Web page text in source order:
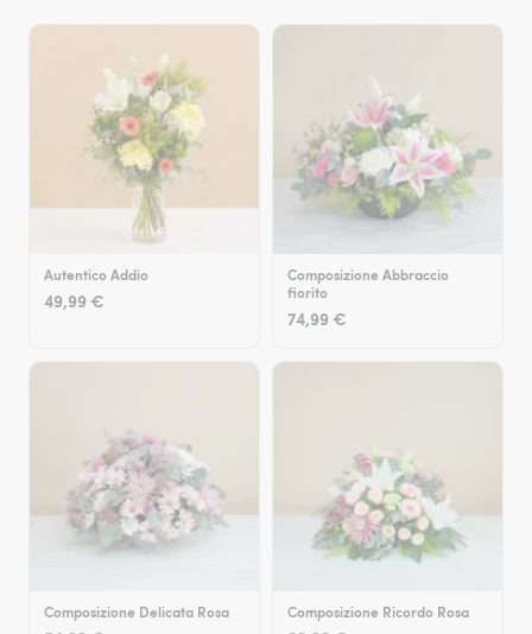
Autentico Addio
49,99 €
Composizione Abbraccio
fiorito
74,99 €
Composizione Delicata Rosa Composizione Ricordo Rosa